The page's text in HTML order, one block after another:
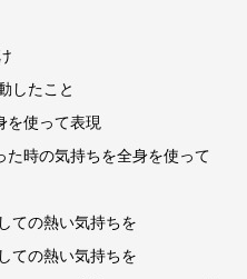
したこと
を使って表現
時の気持ちを全身を使って
ての熱い気持ちを
ての熱い気持ちを